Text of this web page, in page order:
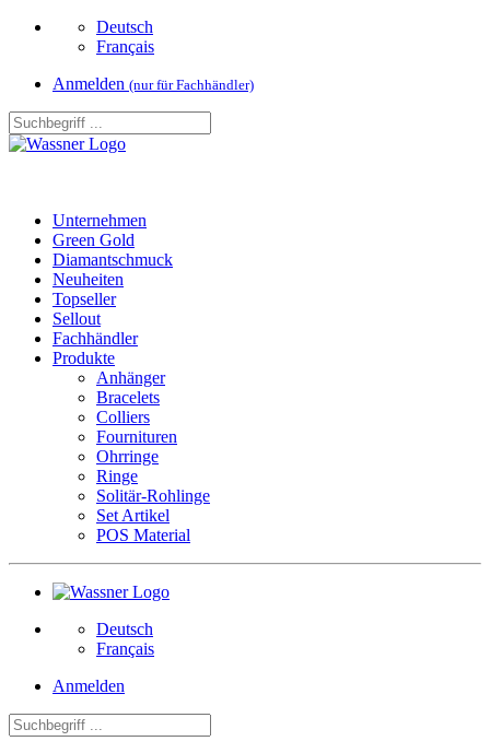
Deutsch
Français
Anmelden (nur für Fachhändler)
Unternehmen
Green Gold
Diamantschmuck
Neuheiten
Topseller
Sellout
Fachhändler
Produkte
Anhänger
Bracelets
Colliers
Fournituren
Ohrringe
Ringe
Solitär-Rohlinge
Set Artikel
POS Material
Deutsch
Français
Anmelden